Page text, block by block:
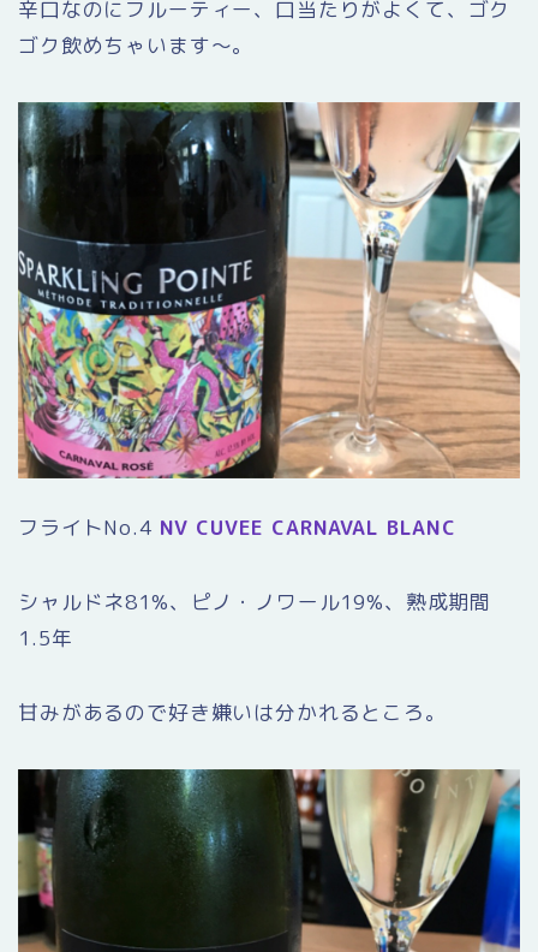
辛口なのにフルーティー、口当たりがよくて、ゴク
ゴク飲めちゃいます〜。
フライトNo.4 NV CUVEE CARNAVAL BLANC
シャルドネ81%、ピノ・ノワール19%、熟成期間
1.5年
甘みがあるので好き嫌いは分かれるところ。